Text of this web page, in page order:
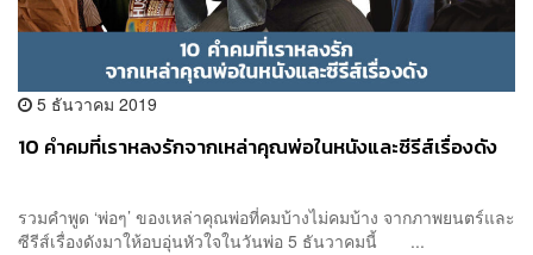
5 ธันวาคม 2019
10 คำคมที่เราหลงรักจากเหล่าคุณพ่อในหนังและซีรีส์เรื่องดัง
รวมคำพูด ‘พ่อๆ’ ของเหล่าคุณพ่อที่คมบ้างไม่คมบ้าง จากภาพยนตร์และ
ซีรีส์เรื่องดังมาให้อบอุ่นหัวใจในวันพ่อ 5 ธันวาคมนี้ ...